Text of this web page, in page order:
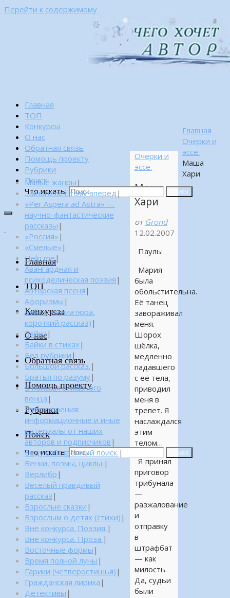
Перейти к содержимому
Главная
ТОП
Конкурсы
О нас
Обратная связь
Помощь проекту
Рубрики
Поиск
Что искать:
Поиск
Главная
ТОП
Конкурсы
О нас
Обратная связь
Помощь проекту
Рубрики
Поиск
Что искать: Поиск
Главная
Очерки и
эссе.
Маша
Хари
Очерки и
эссе.
Маша
Хари
от Grond
12.02.2007
Пауль:
Мария
была
обольстительна.
Её танец
завораживал
меня.
Шорох
шёлка,
медленно
падавшего
с её тела,
приводил
меня в
трепет. Я
наслаждался
этим
телом…
Я принял
приговор
трибунала
—
разжалование
и
отправку
в
штрафбат
— как
милость.
Да, судьи
были
Малые жанры |
…много лет тому вперед |
«Per Aspera ad Astra» —
научно-фантастические
рассказы |
«Россия» |
«Смелые» |
Help me|
Авангардная и
психоделическая поэзия |
Авторская песня |
Афоризмы |
Байка (миниатюра,
короткий рассказ) |
Байки|
Байки в стихах |
Без рубрики |
Большой рассказ. |
Братья по разуму|
В поисках алмазного
венца |
В поле зрения:
информационные и иные
материалы от наших
авторов и подписчиков |
Веду собственный поиск. |
Венки, поэмы, циклы. |
Верлибр |
Веселый правдивый
рассказ |
Взрослые сказки |
Взрослым о детях (стихи) |
Вне конкурса. Поэзия. |
Вне конкурса. Проза. |
Восточные формы |
Время полной луны |
Гарики (четверостишья) |
Гражданская лирика |
Детективы |